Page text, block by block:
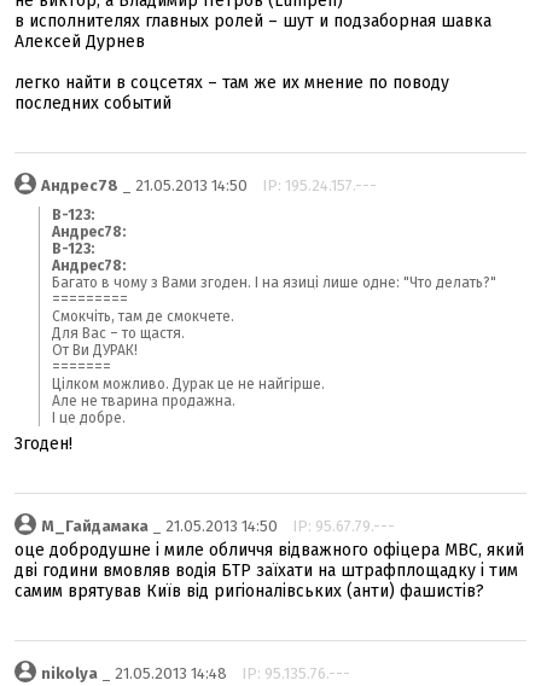
в исполнителях главных ролей – шут и подзаборная шавка
Алексей Дурнев
легко найти в соцсетях – там же их мнение по поводу
последних событий
Андрес78 _ 21.05.2013 14:50 IP: 195.24.157.---
B-123:
Андрес78:
B-123:
Андрес78:
Багато в чому з Вами згоден. І на язиці лише одне: "Что делать?"
=========
Смокчіть, там де смокчете.
Для Вас – то щастя.
От Ви ДУРАК!
=======
Цілком можливо. Дурак це не найгірше.
Але не тварина продажна.
І це добре.
Згоден!
М_Гайдамака _ 21.05.2013 14:50 IP: 95.67.79.---
оце добродушне і миле обличчя відважного офіцера МВС, який
дві години вмовляв водія БТР заїхати на штрафплощадку і тим
самим врятував Київ від ригіоналівських (анти) фашистів?
nikolya _ 21.05.2013 14:48 IP: 95.135.76.---